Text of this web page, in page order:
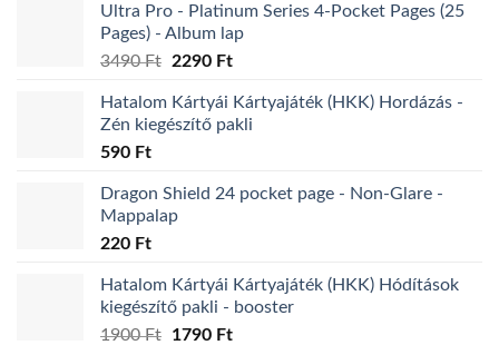
Ultra Pro - Platinum Series 4-Pocket Pages (25
Pages) - Album lap
3490Ft
Original
was:
3490 Ft.
2290 FtCurrent
is:
2290 Ft.
Hatalom Kártyái Kártyajáték (HKK) Hordázás -
Zén kiegészítő pakli
590 Ft
Dragon Shield 24 pocket page - Non-Glare -
Mappalap
220 Ft
Hatalom Kártyái Kártyajáték (HKK) Hódítások
kiegészítő pakli - booster
1900Ft
Original
1790 FtCurrent